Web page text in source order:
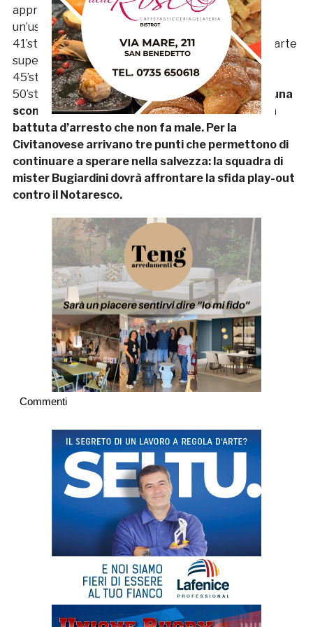
approfittare di un pallone vagante in area dopo
un’uscita bassa non perfetta di Semprini.
41’st – D’Innocenzo calcia dal limite e colpisce la parte
superiore del palo.
45’st – 5′ di recupero.
50’st –
La Samb conclude la regular season con una
sconfitta davanti ai 10 mila del Riviera, ma è una
battuta d’arresto che non fa male. Per la
Civitanovese arrivano tre punti che permettono di
continuare a sperare nella salvezza: la squadra di
mister Bugiardini dovrà affrontare la sfida play-out
contro il Notaresco.
Commenti